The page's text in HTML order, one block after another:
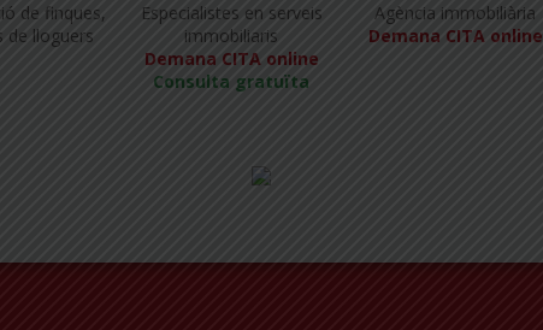
de finques,
de lloguers
Especialistes en serveis
immobiliaris
Demana CITA online
Consulta gratuïta
Agència immobiliària
Demana CITA online